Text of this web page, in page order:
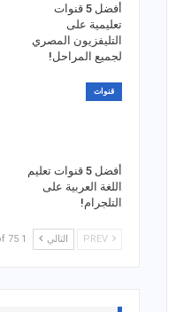
أفضل 5 قنوات
تعليمية على
التليفزيون المصري
لجميع المراحل!
قنوات
أفضل 5 قنوات تعليم
اللغة العربية على
التلجرام!
التالي 1 of 75